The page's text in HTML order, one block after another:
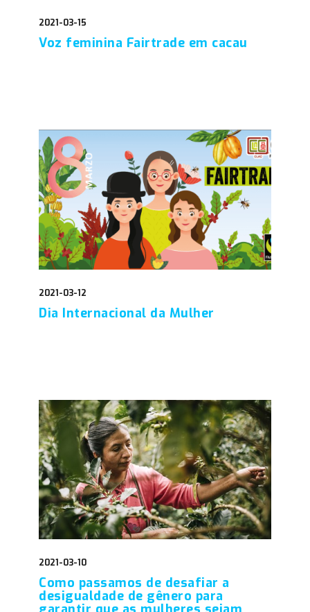
2021-03-15
Voz feminina Fairtrade em cacau
2021-03-12
Dia Internacional da Mulher
2021-03-10
Como passamos de desafiar a
desigualdade de gênero para